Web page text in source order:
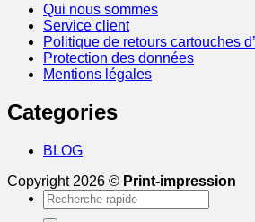
Qui nous sommes
Service client
Politique de retours cartouches
Protection des données
Mentions légales
Categories
BLOG
Copyright 2026 © Print-impression
Recherche
pour :